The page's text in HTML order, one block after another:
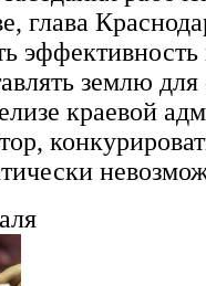
глава
эффективность
землю
краевой